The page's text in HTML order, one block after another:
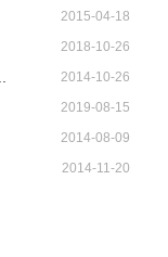
2015-04-18
2018-10-26
2014-10-26
2019-08-15
2014-08-09
2014-11-20